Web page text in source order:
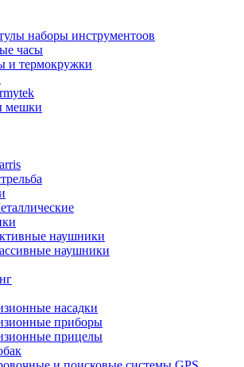
наборы инструментоов
часы
и термокружки
мешки
наушники
наушники
насадки
приборы
прицелы